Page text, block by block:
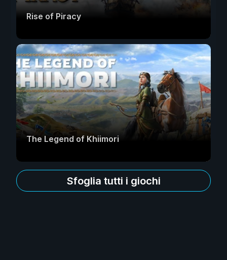
Rise of Piracy
The Legend of Khiimori
Sfoglia tutti i giochi